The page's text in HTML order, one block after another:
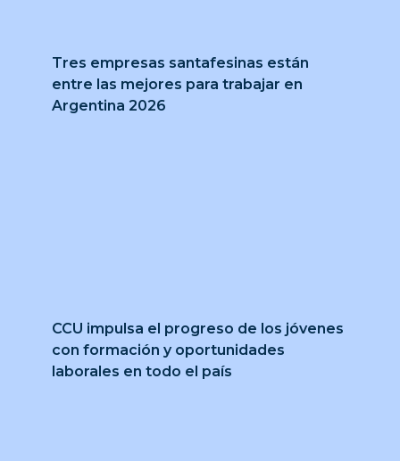
Tres empresas santafesinas están
entre las mejores para trabajar en
Argentina 2026
CCU impulsa el progreso de los jóvenes
con formación y oportunidades
laborales en todo el país